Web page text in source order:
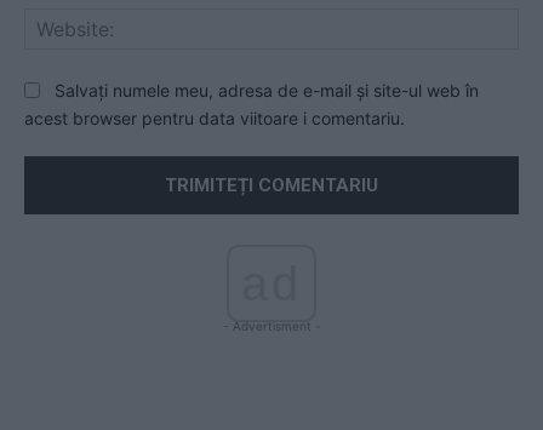
Salvați numele meu, adresa de e-mail și site-ul web în
acest browser pentru data viitoare i comentariu.
- Advertisment -